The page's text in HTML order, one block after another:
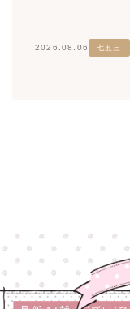
2026.08.06 七五三